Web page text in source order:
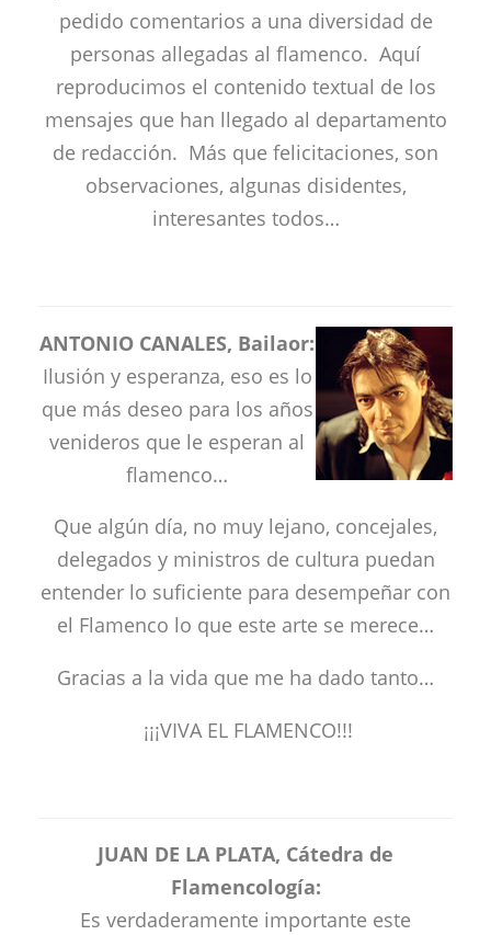
pedido comentarios a una diversidad de
personas allegadas al flamenco. Aquí
reproducimos el contenido textual de los
mensajes que han llegado al departamento
de redacción. Más que felicitaciones, son
observaciones, algunas disidentes,
interesantes todos…
ANTONIO CANALES, Bailaor:
Ilusión y esperanza, eso es lo
que más deseo para los años
venideros que le esperan al
flamenco…
Que algún día, no muy lejano, concejales,
delegados y ministros de cultura puedan
entender lo suficiente para desempeñar con
el Flamenco lo que este arte se merece…
Gracias a la vida que me ha dado tanto…
¡¡¡VIVA EL FLAMENCO!!!
JUAN DE LA PLATA, Cátedra de
Flamencología:
Es verdaderamente importante este